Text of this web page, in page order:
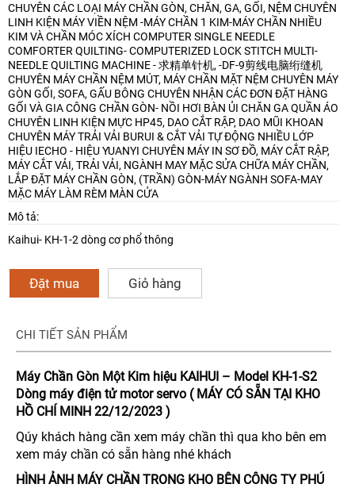
CHUYÊN CÁC LOẠI MÁY CHẦN GÒN, CHĂN, GA, GỐI, NỆM CHUYÊN
LINH KIỆN MÁY VIỀN NỆM -MÁY CHẦN 1 KIM-MÁY CHẦN NHIỀU
KIM VÀ CHẦN MÓC XÍCH COMPUTER SINGLE NEEDLE
COMFORTER QUILTING- COMPUTERIZED LOCK STITCH MULTI-
NEEDLE QUILTING MACHINE - 求精单针机, -DF-9剪线电脑绗缝机
CHUYÊN MÁY CHẦN NỆM MÚT, MÁY CHẦN MẶT NỆM CHUYÊN MÁY
GÒN GỐI, SOFA, GẤU BÔNG CHUYÊN NHẬN CÁC ĐƠN ĐẶT HÀNG
GỐI VÀ GIA CÔNG CHẦN GÒN- NỒI HƠI BÀN ỦI CHĂN GA QUẦN ÁO
CHUYÊN LINH KIỆN MỰC HP45, DAO CẮT RẬP, DAO MŨI KHOAN
CHUYÊN MÁY TRẢI VẢI BURUI & CẮT VẢI TỰ ĐỘNG NHIỀU LỚP
HIỆU IECHO - HIỆU YUANYI CHUYÊN MÁY IN SƠ ĐỒ, MÁY CẮT RẬP,
MÁY CẮT VẢI, TRẢI VẢI, NGÀNH MAY MẶCSỬA CHỮA MÁY CHẦN,
LẮP ĐẶT MÁY CHẦN GÒN, (TRẦN) GÒN-MÁY NGÀNH SOFA-MAY
MẶC MÁY LÀM RÈM MÀN CỬA
Mô tả:
Kaihui- KH-1-2 dòng cơ phổ thông
Đặt mua Giỏ hàng
CHI TIẾT SẢN PHẨM
Máy Chần Gòn Một Kim hiệu KAIHUI – Model KH-1-S2
Dòng máy điện tử motor servo ( MÁY CÓ SẴN TẠI KHO
HỒ CHÍ MINH 22/12/2023 )
Qúy khách hàng cần xem máy chần thì qua kho bên em
xem máy chần có sẵn hàng nhé khách
HÌNH ẢNH MÁY CHẦN TRONG KHO BÊN CÔNG TY PHÚ